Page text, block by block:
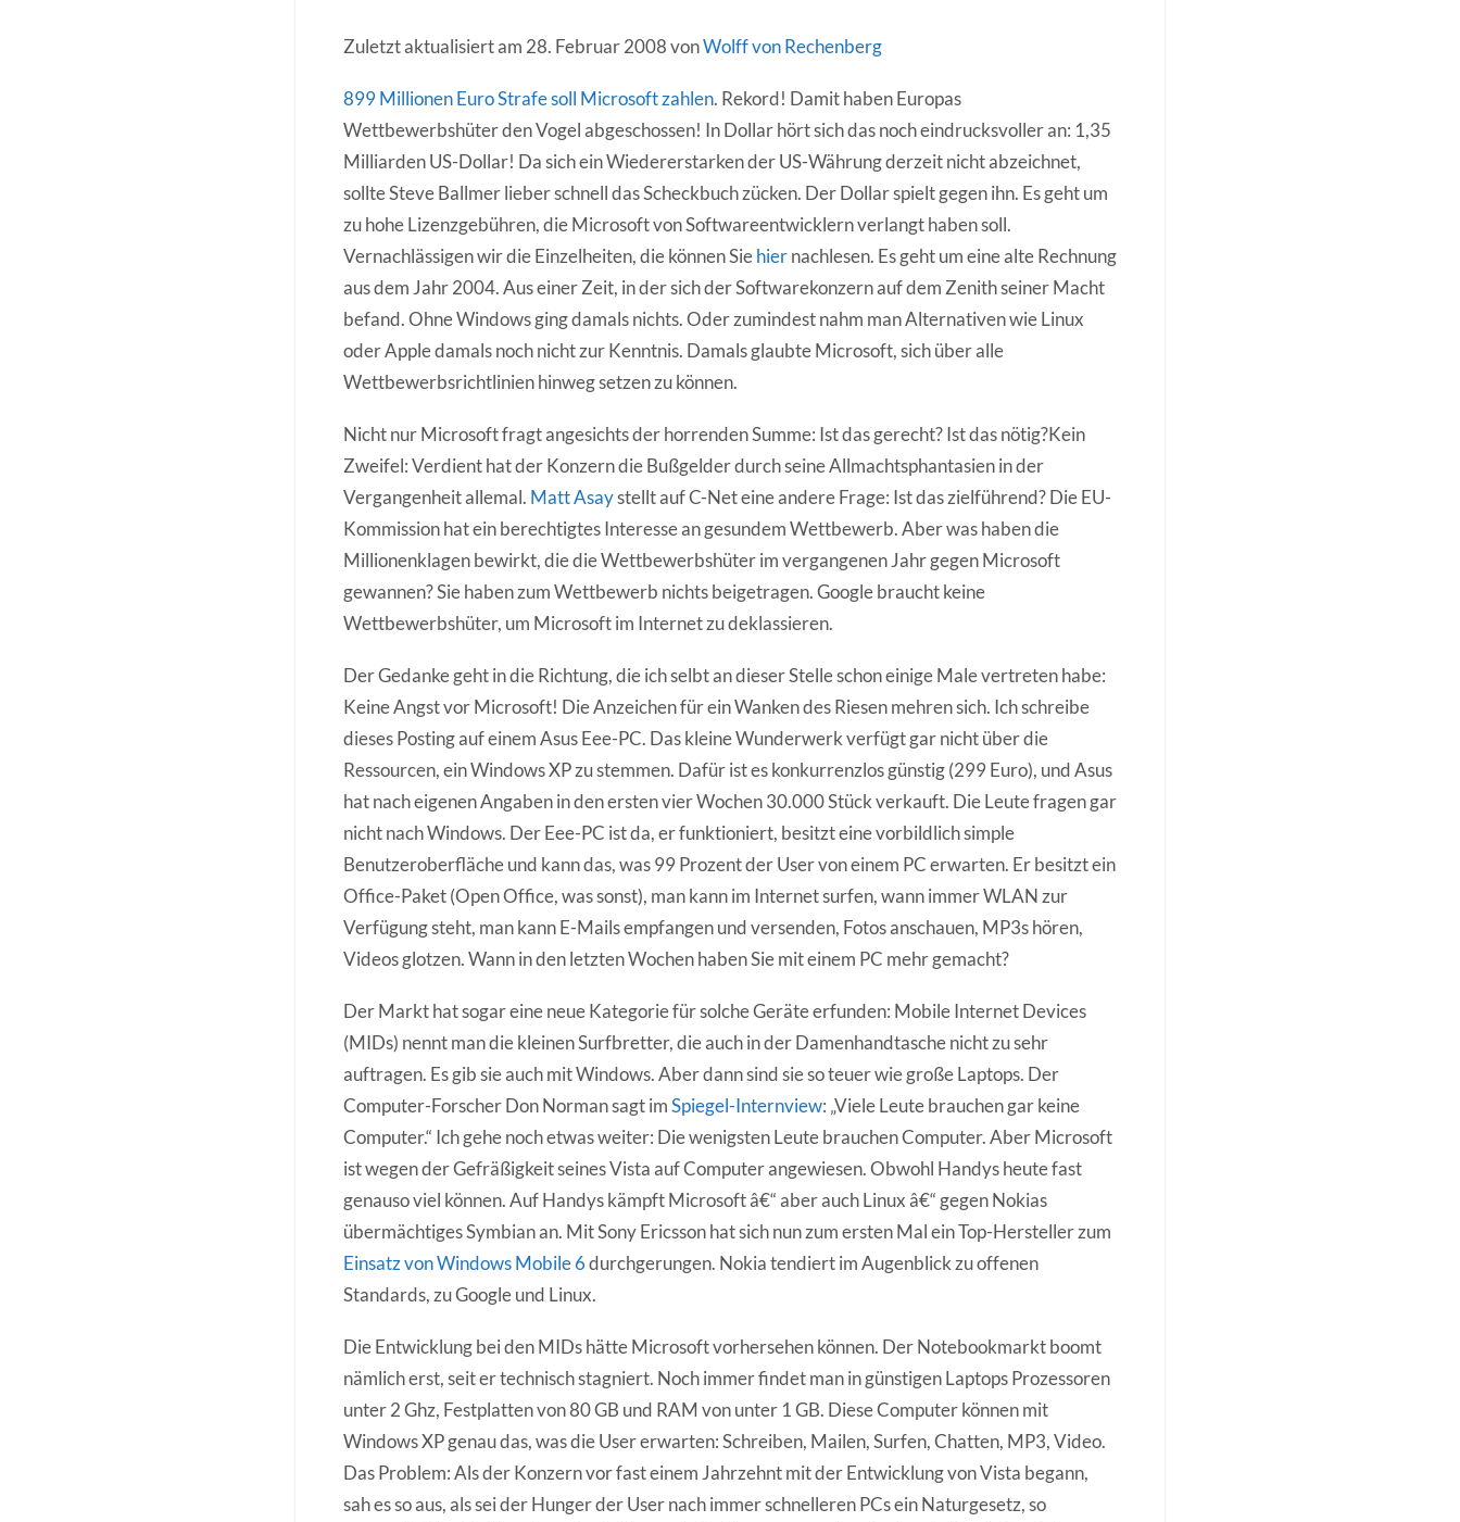
Zuletzt aktualisiert am 28. Februar 2008 vonWolff von Rechenberg
899 Millionen Euro Strafe soll Microsoft zahlen. Rekord! Damit haben Europas
Wettbewerbshüter den Vogel abgeschossen! In Dollar hört sich das noch eindrucksvoller an: 1,35
Milliarden US-Dollar! Da sich ein Wiedererstarken der US-Währung derzeit nicht abzeichnet,
sollte Steve Ballmer lieber schnell das Scheckbuch zücken. Der Dollar spielt gegen ihn. Es geht um
zu hohe Lizenzgebühren, die Microsoft von Softwareentwicklern verlangt haben soll.
Vernachlässigen wir die Einzelheiten, die können Siehiernachlesen. Es geht um eine alte Rechnung
aus dem Jahr 2004. Aus einer Zeit, in der sich der Softwarekonzern auf dem Zenith seiner Macht
befand. Ohne Windows ging damals nichts. Oder zumindest nahm man Alternativen wie Linux
oder Apple damals noch nicht zur Kenntnis. Damals glaubte Microsoft, sich über alle
Wettbewerbsrichtlinien hinweg setzen zu können.
Nicht nur Microsoft fragt angesichts der horrenden Summe: Ist das gerecht? Ist das nötig?Kein
Zweifel: Verdient hat der Konzern die Bußgelder durch seine Allmachtsphantasien in der
Vergangenheit allemal. Matt Asaystellt auf C-Net eine andere Frage: Ist das zielführend? Die EU-
Kommission hat ein berechtigtes Interesse an gesundem Wettbewerb. Aber was haben die
Millionenklagen bewirkt, die die Wettbewerbshüter im vergangenen Jahr gegen Microsoft
gewannen? Sie haben zum Wettbewerb nichts beigetragen. Google braucht keine
Wettbewerbshüter, um Microsoft im Internet zu deklassieren.
Der Gedanke geht in die Richtung, die ich selbt an dieser Stelle schon einige Male vertreten habe:
Keine Angst vor Microsoft! Die Anzeichen für ein Wanken des Riesen mehren sich. Ich schreibe
dieses Posting auf einem Asus Eee-PC. Das kleine Wunderwerk verfügt gar nicht über die
Ressourcen, ein Windows XP zu stemmen. Dafür ist es konkurrenzlos günstig (299 Euro), und Asus
hat nach eigenen Angaben in den ersten vier Wochen 30.000 Stück verkauft. Die Leute fragen gar
nicht nach Windows. Der Eee-PC ist da, er funktioniert, besitzt eine vorbildlich simple
Benutzeroberfläche und kann das, was 99 Prozent der User von einem PC erwarten. Er besitzt ein
Office-Paket (Open Office, was sonst), man kann im Internet surfen, wann immer WLAN zur
Verfügung steht, man kann E-Mails empfangen und versenden, Fotos anschauen, MP3s hören,
Videos glotzen. Wann in den letzten Wochen haben Sie mit einem PC mehr gemacht?
Der Markt hat sogar eine neue Kategorie für solche Geräte erfunden: Mobile Internet Devices
(MIDs) nennt man die kleinen Surfbretter, die auch in der Damenhandtasche nicht zu sehr
auftragen. Es gib sie auch mit Windows. Aber dann sind sie so teuer wie große Laptops. Der
Computer-Forscher Don Norman sagt imSpiegel-Internview: „Viele Leute brauchen gar keine
Computer.“ Ich gehe noch etwas weiter: Die wenigsten Leute brauchen Computer. Aber Microsoft
ist wegen der Gefräßigkeit seines Vista auf Computer angewiesen. Obwohl Handys heute fast
genauso viel können. Auf Handys kämpft Microsoft â€“ aber auch Linux â€“ gegen Nokias
übermächtiges Symbian an. Mit Sony Ericsson hat sich nun zum ersten Mal ein Top-Hersteller zum
Einsatz von Windows Mobile 6durchgerungen. Nokia tendiert im Augenblick zu offenen
Standards, zu Google und Linux.
Die Entwicklung bei den MIDs hätte Microsoft vorhersehen können. Der Notebookmarkt boomt
nämlich erst, seit er technisch stagniert. Noch immer findet man in günstigen Laptops Prozessoren
unter 2 Ghz, Festplatten von 80 GB und RAM von unter 1 GB. Diese Computer können mit
Windows XP genau das, was die User erwarten: Schreiben, Mailen, Surfen, Chatten, MP3, Video.
Das Problem: Als der Konzern vor fast einem Jahrzehnt mit der Entwicklung von Vista begann,
sah es so aus, als sei der Hunger der User nach immer schnelleren PCs ein Naturgesetz, so